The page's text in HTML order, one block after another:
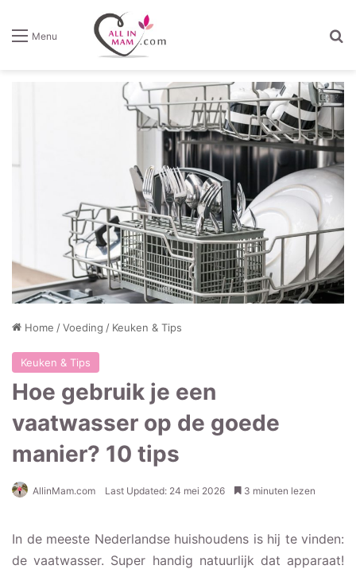
Menu
Home /Voeding / Keuken & Tips
Keuken & Tips
Hoe gebruik je een
vaatwasser op de goede
manier? 10 tips
AllinMam.com Last Updated: 24 mei 2026 3 minuten lezen
In de meeste Nederlandse huishoudens is hij te vinden:
de vaatwasser. Super handig natuurlijk dat apparaat!